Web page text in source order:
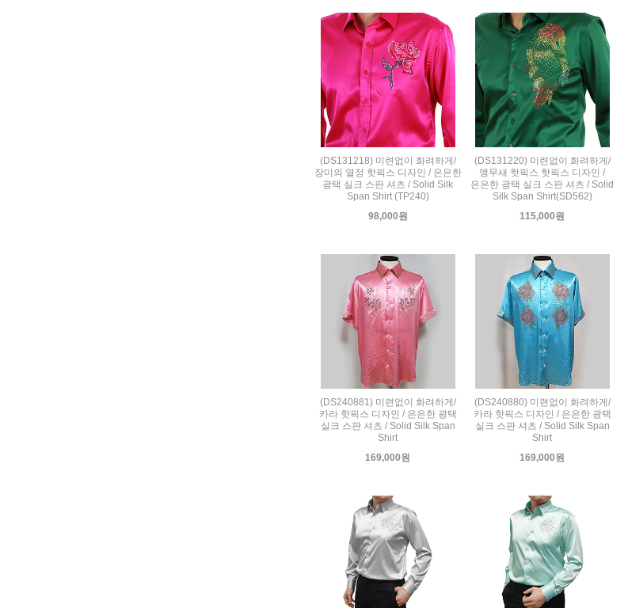
(DS131218) 미련없이 화려하게/
장미의 열정 핫픽스 디자인 / 은은한
광택 실크 스판 셔츠 / Solid Silk
Span Shirt (TP240)
98,000원
(DS131220) 미련없이 화려하게/
앵무새 핫픽스 핫픽스 디자인 /
은은한 광택 실크 스판 셔츠 / Solid
Silk Span Shirt(SD562)
115,000원
(DS240881) 미련없이 화려하게/
카라 핫픽스 디자인 / 은은한 광택
실크 스판 셔츠 / Solid Silk Span
Shirt
169,000원
(DS240880) 미련없이 화려하게/
카라 핫픽스 디자인 / 은은한 광택
실크 스판 셔츠 / Solid Silk Span
Shirt
169,000원